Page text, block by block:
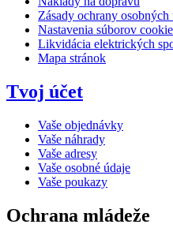
Zásady ochrany osobných
Nastavenia súborov cookie
Likvidácia elektrických
Mapa stránok
Tvoj účet
Vaše objednávky
Vaše náhrady
Vaše adresy
Vaše osobné údaje
Vaše poukazy
Ochrana mládeže